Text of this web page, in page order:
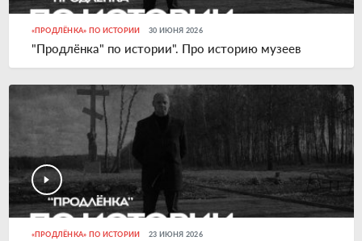
«ПРОДЛЁНКА» ПО ИСТОРИИ 30 ИЮНЯ 2026
"Продлёнка" по истории". Про историю музеев
«ПРОДЛЁНКА» ПО ИСТОРИИ 23 ИЮНЯ 2026